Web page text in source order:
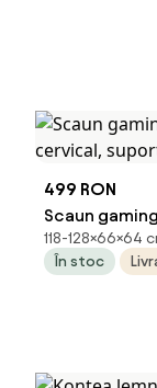
499 RON
Scaun
cervical,
Negru
118-128×66×64
În stoc